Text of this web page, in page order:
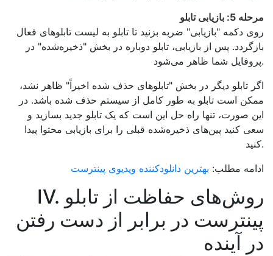
مرحله 5: بازیابی تابلو
روی دکمه "بازیابی" ضربه بزنید تا تابلو به لیست تابلوهای فعال
بازگردد. پس از بازیابی، تابلو دوباره در بخش "ذخیره‌شده" در
پروفایل شما ظاهر می‌شود.
اگر تابلو دیگر در بخش "تابلوهای حذف شده اخیراً" ظاهر نشد،
ممکن است تابلو به طور کامل از سیستم حذف شده باشد. در
این صورت، تنها راه حل این است که یک تابلو جدید بسازید و
سعی کنید پین‌های ذخیره‌شده قبلی را برای بازیابی محتوا پیدا
کنید.
ادامه مطلب: بهترین دانلودکننده ویدیوی پینترست
IV. روش‌های حفاظت از تابلو
پینترست در برابر از دست رفتن
در آینده